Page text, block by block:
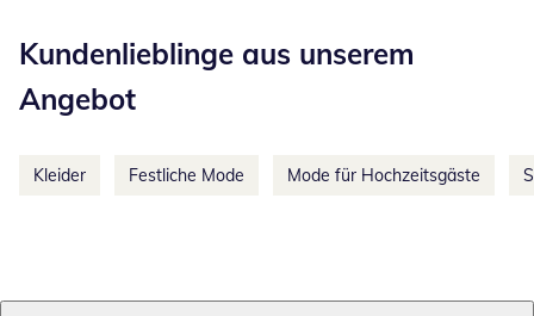
Kundenlieblinge aus unserem
Angebot
Kleider Festliche Mode Mode für Hochzeitsgäste